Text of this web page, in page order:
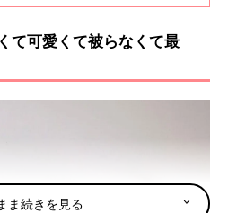
の服でさらに気分が上がりますよ♪
て可愛くて被らなくて最
ま続きを見る